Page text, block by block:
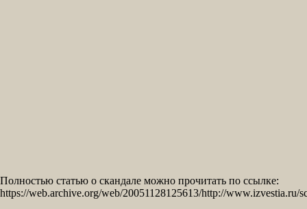
Полностью статью о скандале можно прочитать по ссылке:
https://web.archive.org/web/20051128125613/http://www.izvestia.ru/